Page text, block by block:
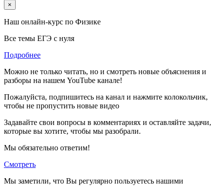
×
Наш онлайн-курс по Физике
Все темы ЕГЭ с нуля
Подробнее
Можно не только читать, но и смотреть новые объяснения и
разборы на нашем YouTube канале!
Пожалуйста, подпишитесь на канал и нажмите колокольчик,
чтобы не пропустить новые видео
Задавайте свои вопросы в комментариях и оставляйте задачи,
которые вы хотите, чтобы мы разобрали.
Мы обязательно ответим!
Смотреть
Мы заметили, что Вы регулярно пользуетесь нашими